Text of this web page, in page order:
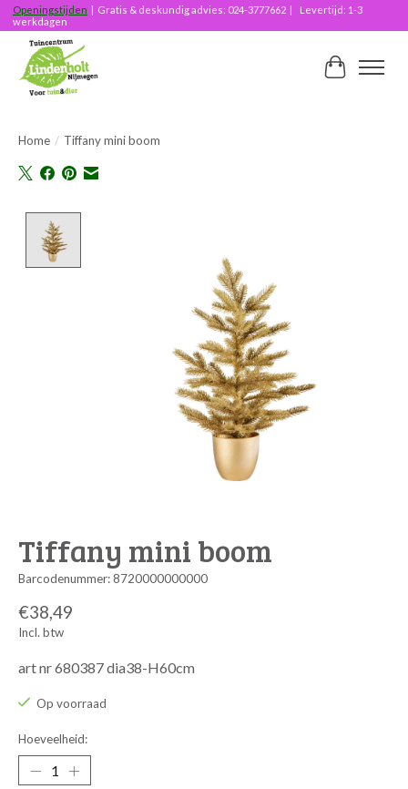
Openingstijden | Gratis & deskundig advies: 024-3777662 | Levertijd: 1-3
werkdagen
Home / Tiffany mini boom
Tiffany mini boom
Barcodenummer: 8720000000000
€38,49
Incl. btw
art nr 680387 dia38-H60cm
Op voorraad
Hoeveelheid: